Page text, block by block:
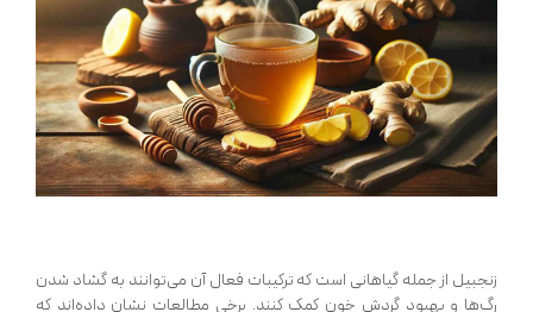
زنجبیل از جمله گیاهانی است که ترکیبات فعال آن می‌توانند به گشاد شدن
رگ‌ها و بهبود گردش خون کمک کنند. برخی مطالعات نشان داده‌اند که